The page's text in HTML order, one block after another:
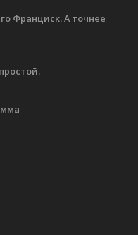
Франциск. А точнее